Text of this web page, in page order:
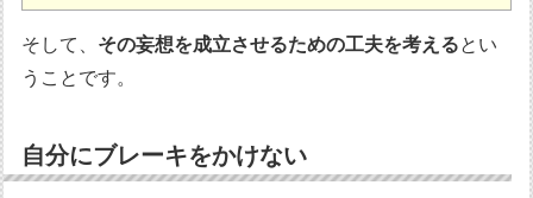
そして、 その妄想を成立させるための工夫を考えるとい
うことです。
自分にブレーキをかけない